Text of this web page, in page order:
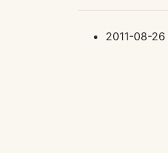
2011-08-26